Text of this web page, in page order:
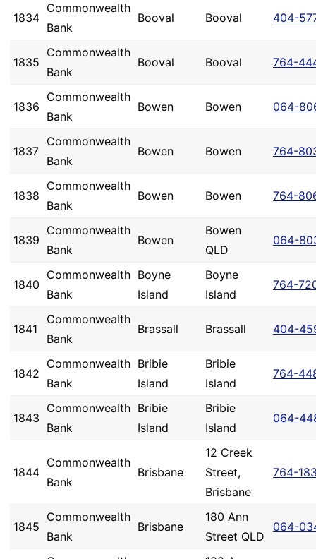
1834
Commonwealth
Bank
Booval Booval 404-
1835
Commonwealth
Bank
Booval Booval 764-
1836
Commonwealth
Bank
Bowen Bowen 064-
1837
Commonwealth
Bank
Bowen Bowen 764-
1838
Commonwealth
Bank
Bowen Bowen 764-
1839
Commonwealth
Bank
Bowen
Bowen
QLD
064-
1840
Commonwealth
Bank
Boyne
Island
Boyne
Island
764-
1841
Commonwealth
Bank
Brassall Brassall 404-
1842
Commonwealth
Bank
Bribie
Island
Bribie
Island
764-
1843
Commonwealth
Bank
Bribie
Island
Bribie
Island
064-
1844
Commonwealth
Bank
Brisbane
12 Creek
Street,
Brisbane
764-
1845
Commonwealth
Bank
Brisbane
180 Ann
Street QLD
064-